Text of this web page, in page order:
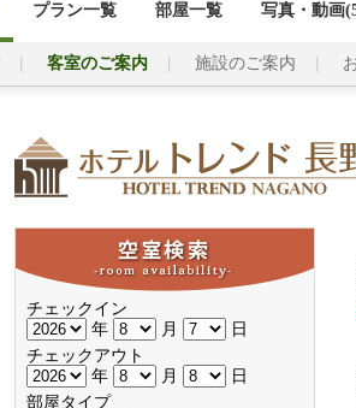
プラン一覧 部屋一覧 写真・動画
客室のご案内 施設のご案内
チェックイン
年
月
日
チェックアウト
年
月
日
部屋タイプ